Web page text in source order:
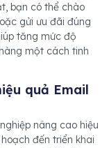
bạn có thể chào
gửi ưu đãi đúng
tăng mức độ
một cách tinh
quả Email
nâng cao hiệu
đến triển khai